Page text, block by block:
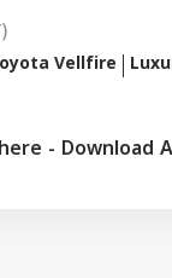
డిజిటల్ మీడియా
Vellfire
- Download